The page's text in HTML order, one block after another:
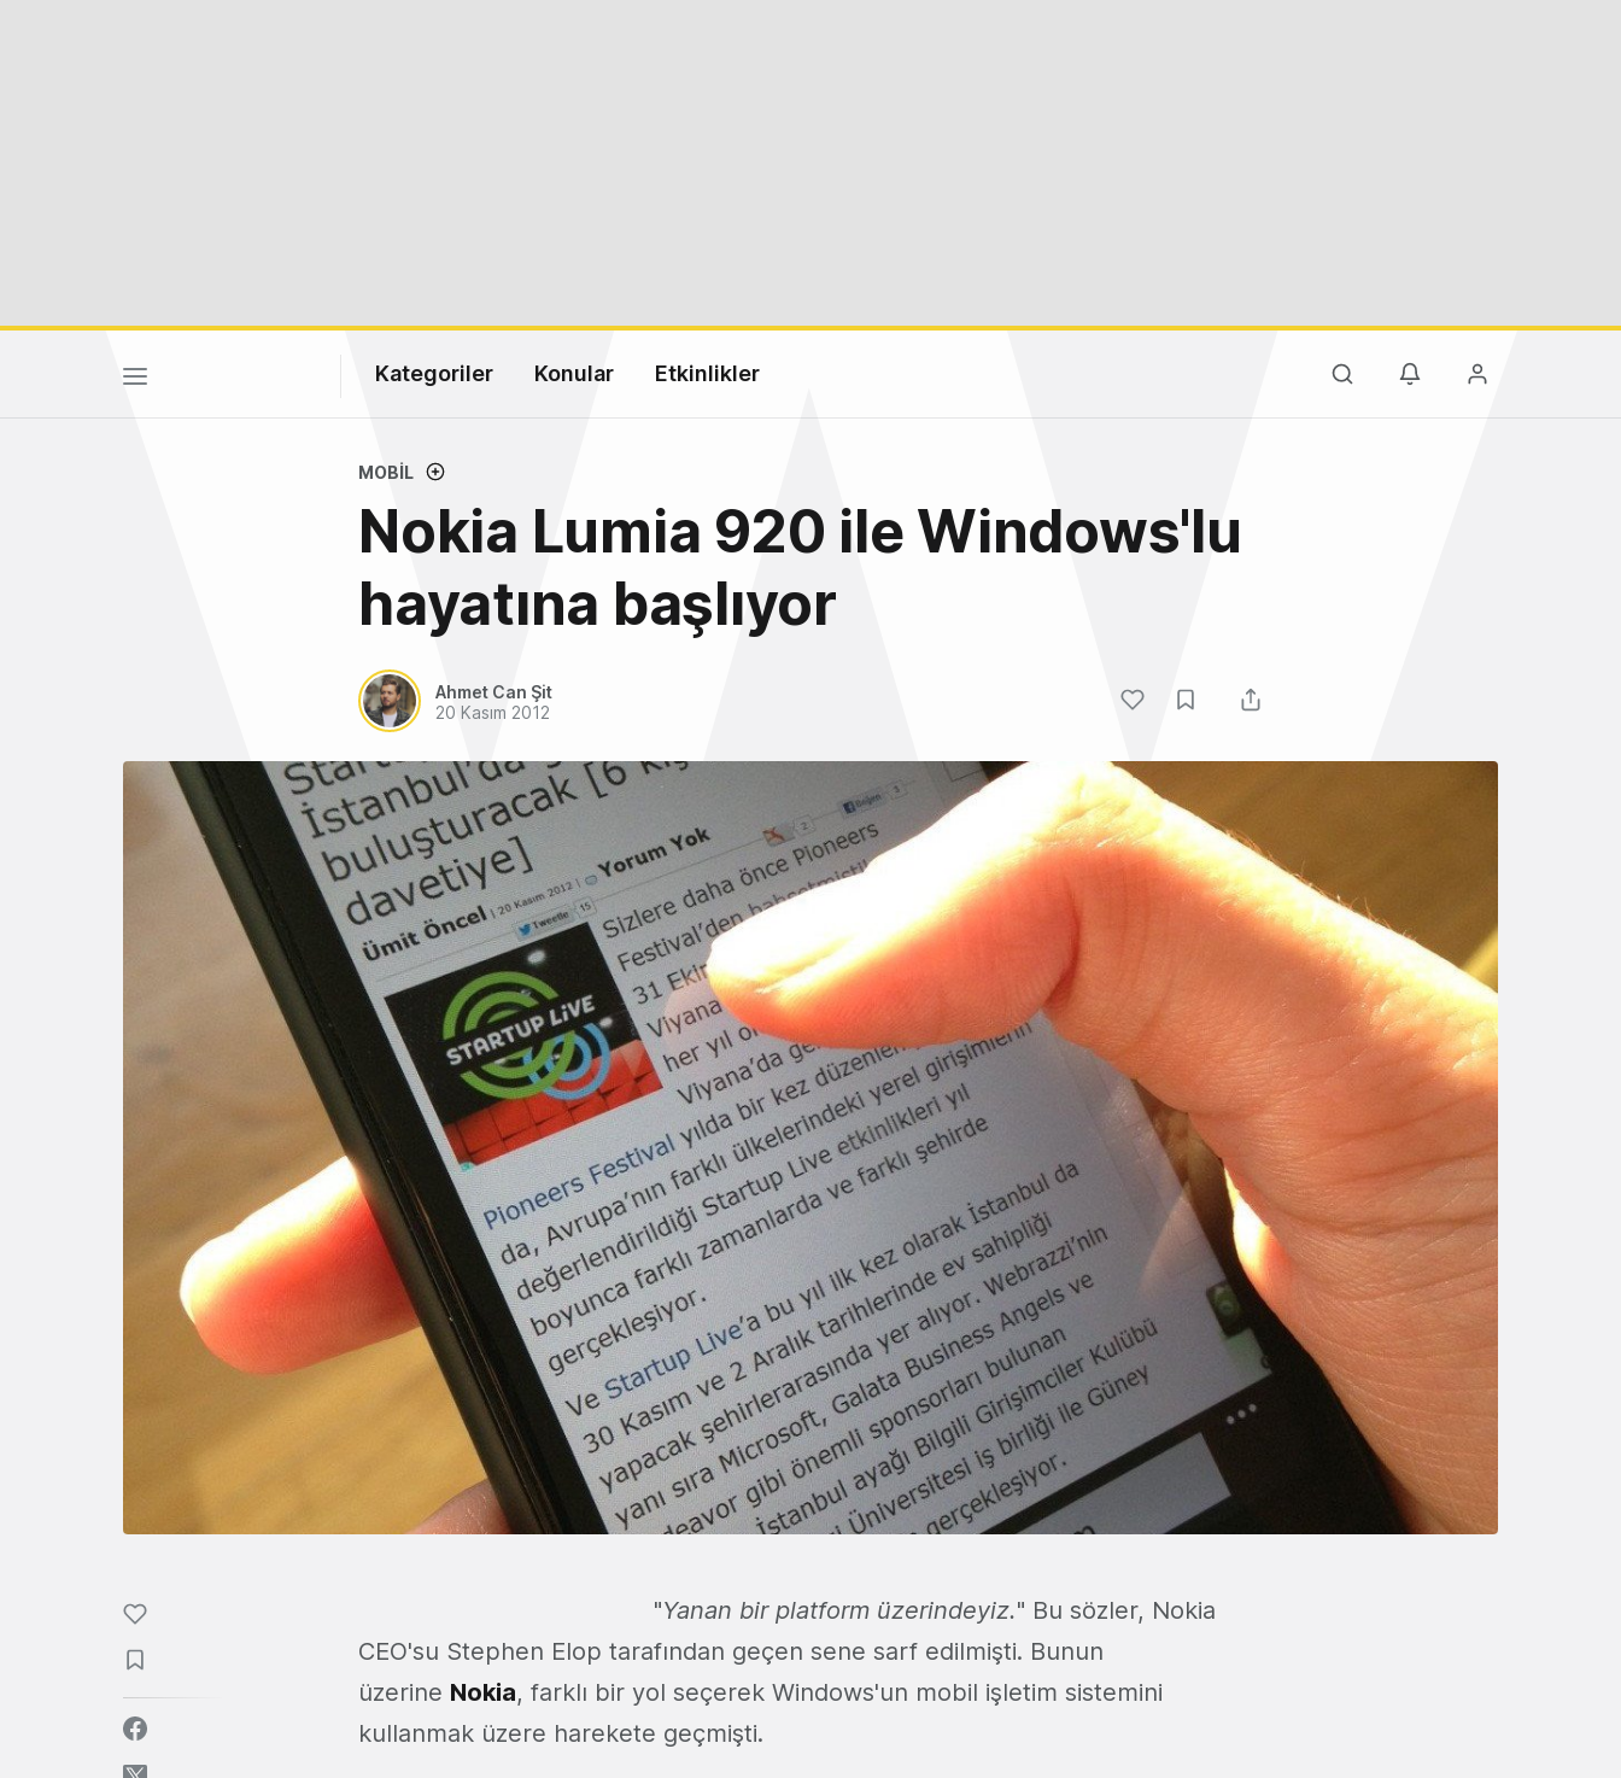
Kategoriler Konular Etkinlikler
MOBIL
Nokia Lumia 920 ile Windows'lu
hayatına başlıyor
Ahmet Can Şit
20 Kasım 2012
"Yanan bir platform üzerindeyiz." Bu sözler, Nokia
CEO'su Stephen Elop tarafından geçen sene sarf edilmişti. Bunun
üzerine Nokia, farklı bir yol seçerek Windows'un mobil işletim sistemini
kullanmak üzere harekete geçmişti.